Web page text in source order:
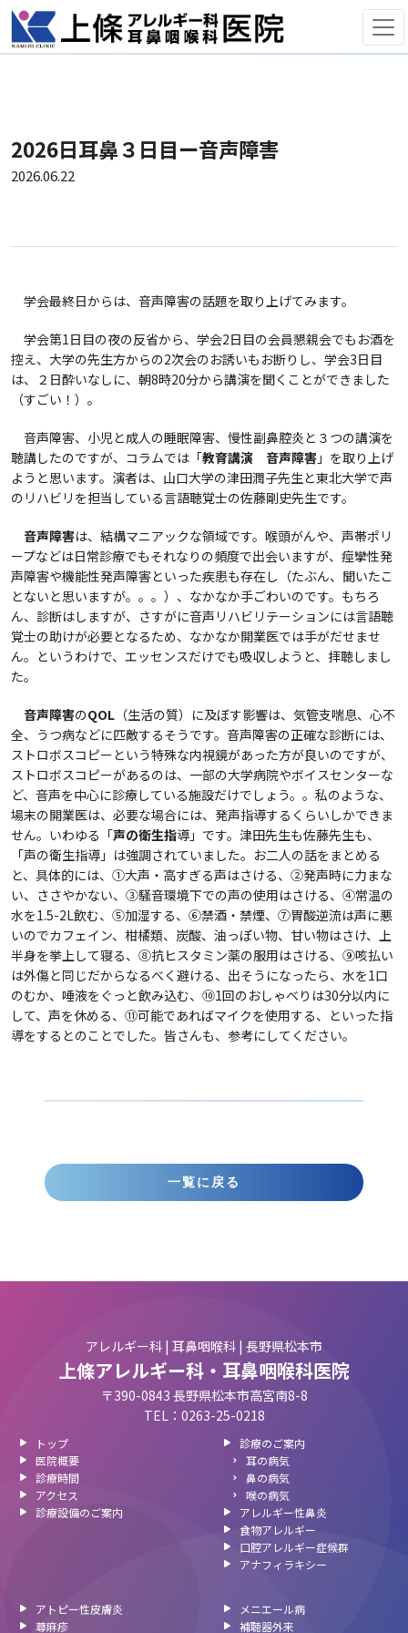
2026日耳鼻３日目ー音声障害
2026.06.22
学会最終日からは、音声障害の話題を取り上げてみます。
学会第1日目の夜の反省から、学会2日目の会員懇親会でもお酒を
控え、大学の先生方からの2次会のお誘いもお断りし、学会3日目
は、２日酔いなしに、朝8時20分から講演を聞くことができました
（すごい！）。
音声障害、小児と成人の睡眠障害、慢性副鼻腔炎と３つの講演を
聴講したのですが、コラムでは「教育講演 音声障害 」を取り上げ
ようと思います。演者は、山口大学の津田潤子先生と東北大学で声
のリハビリを担当している言語聴覚士の佐藤剛史先生です。
音声障害は、結構マニアックな領域です。喉頭がんや、声帯ポリ
ープなどは日常診療でもそれなりの頻度で出会いますが、痙攣性発
声障害や機能性発声障害といった疾患も存在し（たぶん、聞いたこ
とないと思いますが。。。）、なかなか手ごわいのです。もちろ
ん、診断はしますが、さすがに音声リハビリテーションには言語聴
覚士の助けが必要となるため、なかなか開業医では手がだせませ
ん。というわけで、エッセンスだけでも吸収しようと、拝聴しまし
た。
音声障害のQOL （生活の質）に及ぼす影響は、気管支喘息、心不
全、うつ病などに匹敵するそうです。音声障害の正確な診断には、
ストロボスコピーという特殊な内視鏡があった方が良いのですが、
ストロボスコピーがあるのは、一部の大学病院やボイスセンターな
ど、音声を中心に診療している施設だけでしょう。。私のような、
場末の開業医は、必要な場合には、発声指導するくらいしかできま
せん。いわゆる「声の衛生指導」です。津田先生も佐藤先生も、
「声の衛生指導」は強調されていました。お二人の話をまとめる
と、具体的には、①大声・高すぎる声はさける、②発声時に力まな
い、ささやかない、③騒音環境下での声の使用はさける、④常温の
水を1.5-2L飲む、⑤加湿する、⑥禁酒・禁煙、⑦胃酸逆流は声に悪
いのでカフェイン、柑橘類、炭酸、油っぽい物、甘い物はさけ、上
半身を挙上して寝る、⑧抗ヒスタミン薬の服用はさける、⑨咳払い
は外傷と同じだからなるべく避ける、出そうになったら、水を1口
のむか、唾液をぐっと飲み込む、⑩1回のおしゃべりは30分以内に
して、声を休める、⑪可能であればマイクを使用する、といった指
導をするとのことでした。皆さんも、参考にしてください。
一覧に戻る
アレルギー科 | 耳鼻咽喉科 | 長野県松本市
上條アレルギー科・耳鼻咽喉科医院
〒390-0843 長野県松本市高宮南8-8
TEL：0263-25-0218
トップ
医院概要
診療時間
アクセス
診療設備のご案内
診療のご案内
耳の病気
鼻の病気
喉の病気
アレルギー性鼻炎
食物アレルギー
口腔アレルギー症候群
アナフィラキシー
アトピー性皮膚炎
蕁麻疹
メニエール病
補聴器外来